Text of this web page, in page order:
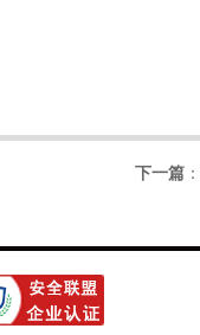
下一篇 ：